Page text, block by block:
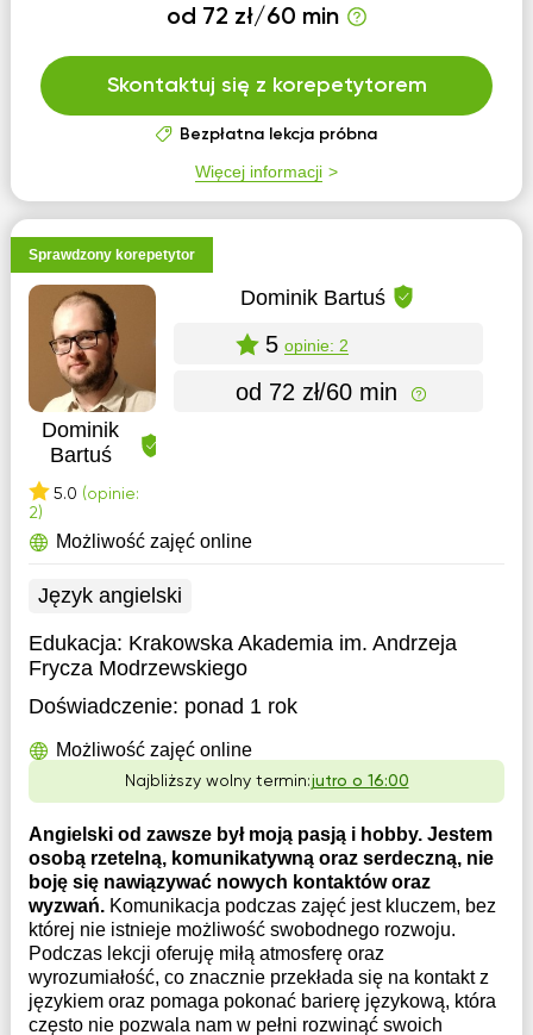
od 72 zł/60 min
Skontaktuj się z korepetytorem
Bezpłatna lekcja próbna
Więcej informacji
Sprawdzony korepetytor
Dominik
Bartuś
5.0 (opinie:
2)
Dominik Bartuś
5 opinie: 2
od 72 zł/60 min
Możliwość zajęć online
Język angielski
Edukacja: Krakowska Akademia im. Andrzeja
Frycza Modrzewskiego
Doświadczenie: ponad 1 rok
Możliwość zajęć online
Najbliższy wolny termin:jutro o 16:00
Angielski od zawsze był moją pasją i hobby. Jestem
osobą rzetelną, komunikatywną oraz serdeczną, nie
boję się nawiązywać nowych kontaktów oraz
wyzwań. Komunikacja podczas zajęć jest kluczem, bez
której nie istnieje możliwość swobodnego rozwoju.
Podczas lekcji oferuję miłą atmosferę oraz
wyrozumiałość, co znacznie przekłada się na kontakt z
językiem oraz pomaga pokonać barierę językową, która
często nie pozwala nam w pełni rozwinąć swoich